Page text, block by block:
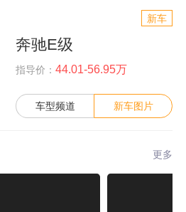
新车
奔驰E级
指导价： 44.01-56.95万
车型频道 新车图片
更多